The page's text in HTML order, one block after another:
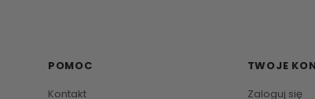
POMOC
Kontakt
TWOJE
Zaloguj się